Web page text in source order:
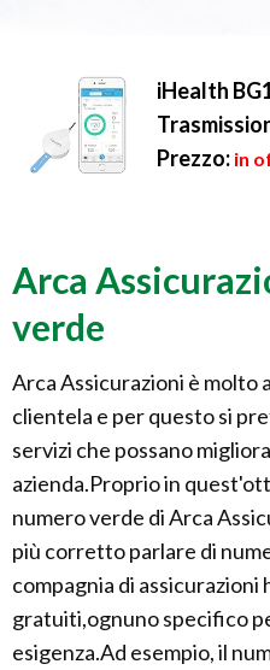
iHealth
Prezzo: in
Arca
verde
Arca Assicurazioni è molto
clientela e per questo si
servizi che possano
azienda.Proprio in
numero verde di Arca
più corretto parlare di
compagnia di
gratuiti,ognuno specifico
esigenza.Ad esempio, il